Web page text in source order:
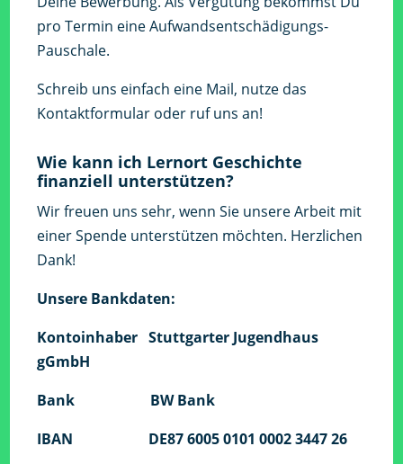
pro Termin eine Aufwandsentschädigungs-
Pauschale.
Schreib uns einfach eine Mail, nutze das
Kontaktformular oder ruf uns an!
Wie kann ich Lernort Geschichte
finanziell unterstützen?
Wir freuen uns sehr, wenn Sie unsere Arbeit mit
einer Spende unterstützen möchten. Herzlichen
Dank!
Unsere Bankdaten:
Kontoinhaber Stuttgarter Jugendhaus
gGmbH
Bank BW Bank
IBAN DE87 6005 0101 0002 3447 26